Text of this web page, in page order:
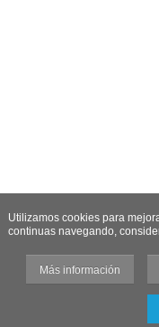
Utilizamos cookies para
continuas navegando,
Más información